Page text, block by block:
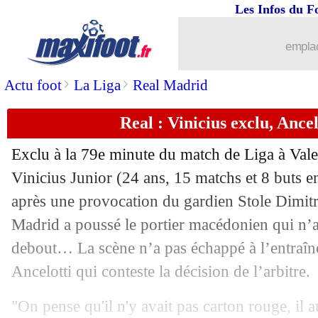
Actu foot> La Liga> Real Madrid
Les Infos du
Real : Vinicius exclu,
Exclu à la 79e minute du match de Liga à
Vinicius Junior (24 ans, 15 matchs et 8 buts
après une provocation du gardien Stole
Madrid a poussé le portier macédonien qui
debout… La scène n’a pas échappé à
Ancelotti qui conteste la décision de l’arbitre.
"On pense qu'il n'y avait pas carton rouge, il
Lyon: Almada, rendez-vous avec la
04/01 Ang.
04/01 Arsenal: le mercato, pas une lubie
04/01 Barça : mauvaise nouvelle pour
04/01 Chelsea : Maresca n'a pas besoin d'un
04/01 Liverpool: ça se bouscule pour Doak
04/01 Al Rayyan: Artur Jorge, c'est signé
04/01 Man Utd: Amorim a sanctionné